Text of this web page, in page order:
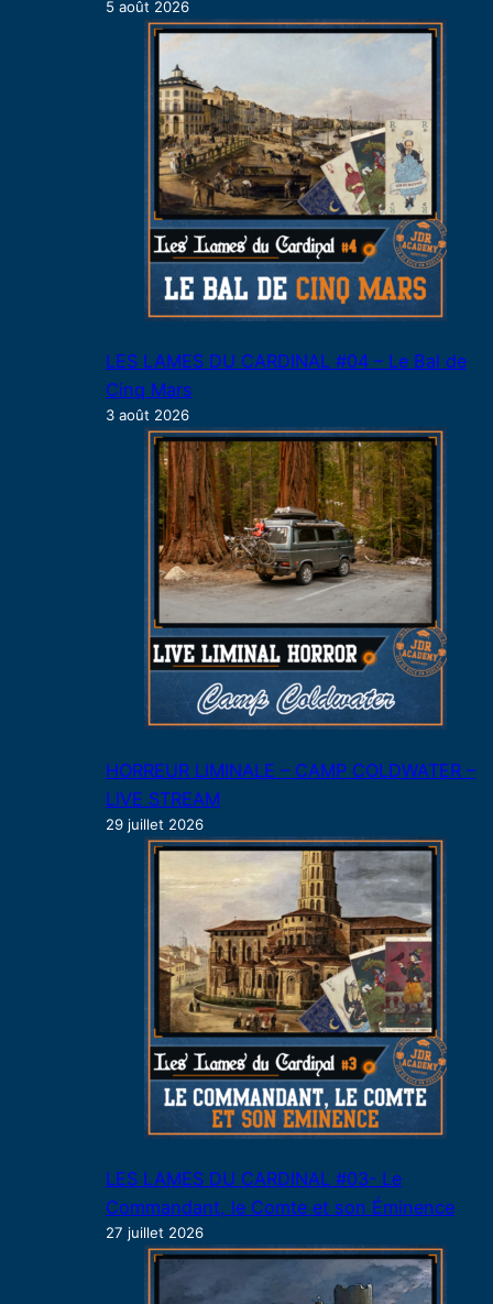
5 août 2026
LES LAMES DU CARDINAL #04 – Le Bal de
Cinq Mars
3 août 2026
HORREUR LIMINALE – CAMP COLDWATER –
LIVE STREAM
29 juillet 2026
LES LAMES DU CARDINAL #03- Le
Commandant, le Comte et son Éminence
27 juillet 2026